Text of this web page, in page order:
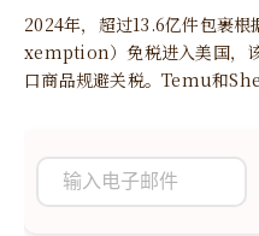
2024年，超过13.6亿件包裹
xemption）免税进入美国，
口商品规避关税。Temu和